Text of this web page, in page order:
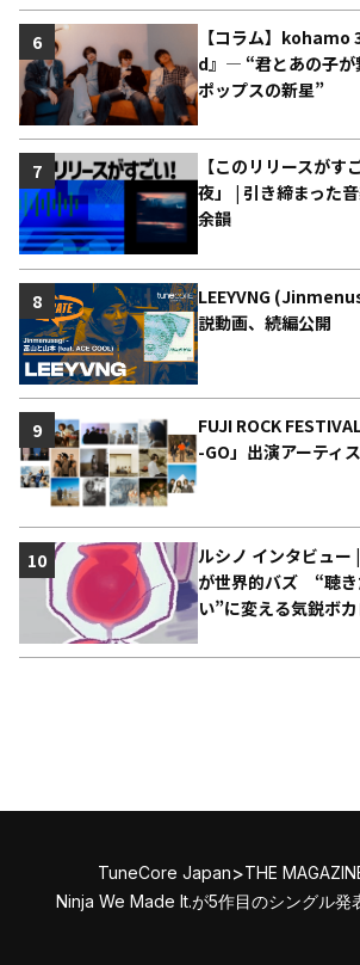
【コラム】
d』― “君とあの子が
ポップスの新星”
6
【このリリースが
夜」 | 引き締まった
余韻
7
LEEYVNG
説動画、続編公開
8
FUJI ROCK
-GO」出演アーティ
9
ルシノ インタビュー
が世界的バズ “聴き
い”に変える気鋭ボ
10
TuneCore Japan>THE
Ninja We Made It.が5作目のシングル発